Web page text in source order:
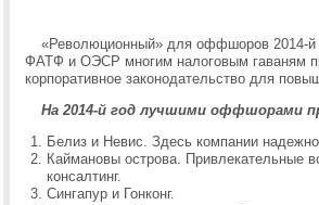
«Революционный» для оффшоров 2014-й
ФАТФ и ОЭСР многим налоговым гаваням
корпоративное законодательство для
На 2014-й год лучшими оффшорами
Белиз и Невис. Здесь компании
Каймановы острова. Привлекательные
консалтинг.
Сингапур и Гонконг.